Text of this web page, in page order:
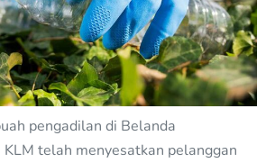
pengadilan di Belanda
telah menyesatkan pelanggan